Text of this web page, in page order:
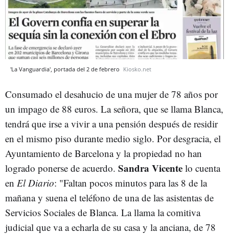
'La Vanguardia', portada del 2 de febrero Kiosko.net
Consumado el desahucio de una mujer de 78 años por
un impago de 88 euros. La señora, que se llama Blanca,
tendrá que irse a vivir a una pensión después de residir
en el mismo piso durante medio siglo. Por desgracia, el
Ayuntamiento de Barcelona y la propiedad no han
logrado ponerse de acuerdo. Sandra Vicente lo cuenta
en El Diario: "Faltan pocos minutos para las 8 de la
mañana y suena el teléfono de una de las asistentas de
Servicios Sociales de Blanca. La llama la comitiva
judicial que va a echarla de su casa y la anciana, de 78